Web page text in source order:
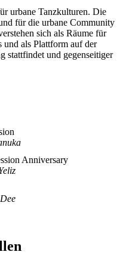
urbane Tanzkulturen. Die
für die urbane Community
sich als Räume für
und als Plattform auf der
stattfindet und gegenseitiger
Anniversary